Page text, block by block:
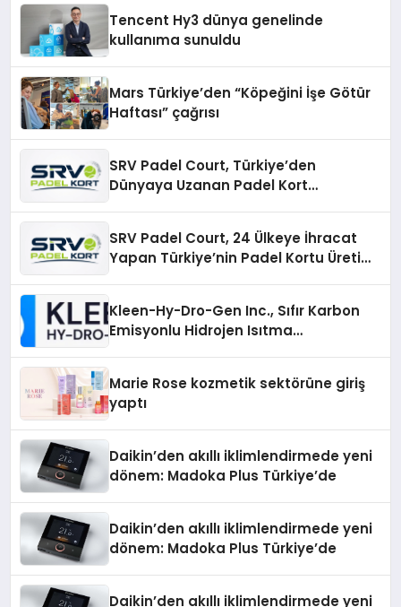
Tencent Hy3 dünya genelinde
kullanıma sunuldu
Mars Türkiye’den “Köpeğini İşe Götür
Haftası” çağrısı
SRV Padel Court, Türkiye’den
Dünyaya Uzanan Padel Kort
SRV Padel Court, 24 Ülkeye İhracat
Yapan Türkiye’nin Padel Kortu Üretim
Kleen-Hy-Dro-Gen Inc., Sıfır Karbon
Emisyonlu Hidrojen Isıtma
Marie Rose kozmetik sektörüne giriş
yaptı
Daikin’den akıllı iklimlendirmede yeni
dönem: Madoka Plus Türkiye’de
Daikin’den akıllı iklimlendirmede yeni
dönem: Madoka Plus Türkiye’de
Daikin’den akıllı iklimlendirmede yeni